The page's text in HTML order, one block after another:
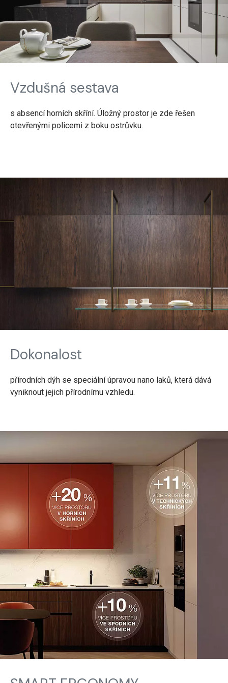
Vzdušná sestava
s absencí horních skříní. Úložný prostor je zde řešen
otevřenými policemi z boku ostrůvku.
Dokonalost
přírodních dýh se speciální úpravou nano laků, která dává
vyniknout jejich přírodnímu vzhledu.